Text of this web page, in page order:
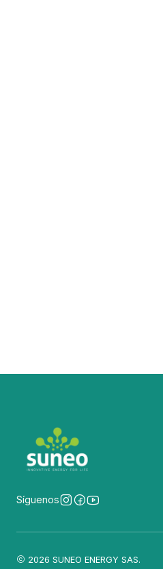
Síguenos
2026 SUNEO ENERGY SAS.